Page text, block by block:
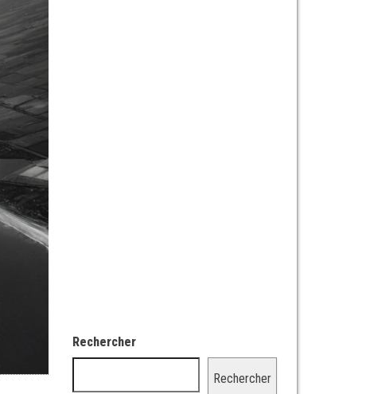
Rechercher
Rechercher